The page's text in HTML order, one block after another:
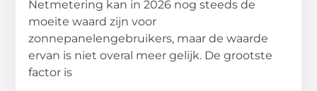
Netmetering kan in 2026 nog steeds de
moeite waard zijn voor
zonnepanelengebruikers, maar de waarde
ervan is niet overal meer gelijk. De grootste
factor is